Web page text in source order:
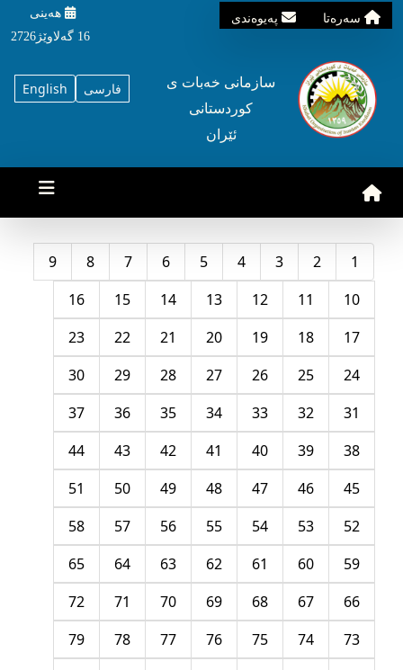
سه‌ره‌تا په‌یوه‌ندی
هه‌ینی
16 گه‌لاوێژ2726
English فارسی
سازمانی خه‌بات ی
کوردستانی
ئێران
1
2
3
4
5
6
7
8
9
10
11
12
13
14
15
16
17
18
19
20
21
22
23
24
25
26
27
28
29
30
31
32
33
34
35
36
37
38
39
40
41
42
43
44
45
46
47
48
49
50
51
52
53
54
55
56
57
58
59
60
61
62
63
64
65
66
67
68
69
70
71
72
73
74
75
76
77
78
79